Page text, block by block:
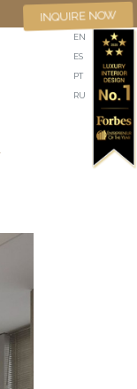
EN
ES
PT
RU
INQUIRE NOW